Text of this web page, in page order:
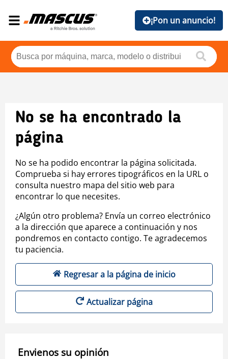
¡Pon un anuncio!
No se ha encontrado la
página
No se ha podido encontrar la página solicitada.
Comprueba si hay errores tipográficos en la URL o
consulta nuestro mapa del sitio web para
encontrar lo que necesites.
¿Algún otro problema? Envía un correo electrónico
a la dirección que aparece a continuación y nos
pondremos en contacto contigo. Te agradecemos
tu paciencia.
Regresar a la página de inicio
Actualizar página
Envienos su opinión